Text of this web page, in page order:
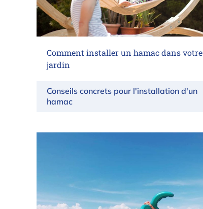
Comment installer un hamac dans votre
jardin
Conseils concrets pour l'installation d'un
hamac